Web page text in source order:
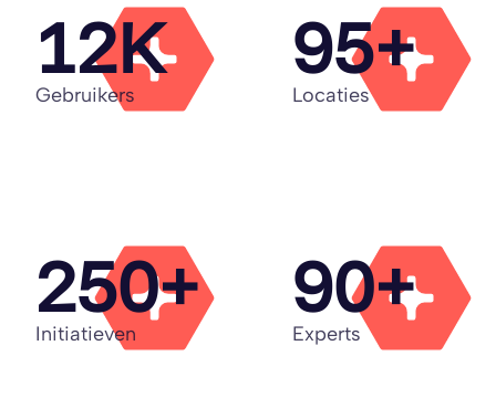
12K
Gebruikers
95+
Locaties
250+
Initiatieven
90+
Experts